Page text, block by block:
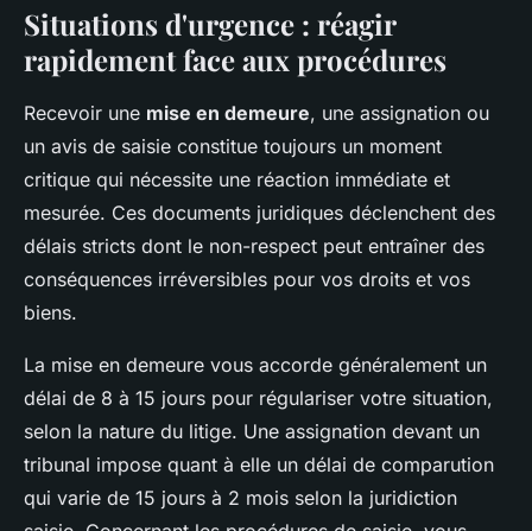
Situations d'urgence : réagir
rapidement face aux procédures
Recevoir une mise en demeure, une assignation ou
un avis de saisie constitue toujours un moment
critique qui nécessite une réaction immédiate et
mesurée. Ces documents juridiques déclenchent des
délais stricts dont le non-respect peut entraîner des
conséquences irréversibles pour vos droits et vos
biens.
La mise en demeure vous accorde généralement un
délai de 8 à 15 jours pour régulariser votre situation,
selon la nature du litige. Une assignation devant un
tribunal impose quant à elle un délai de comparution
qui varie de 15 jours à 2 mois selon la juridiction